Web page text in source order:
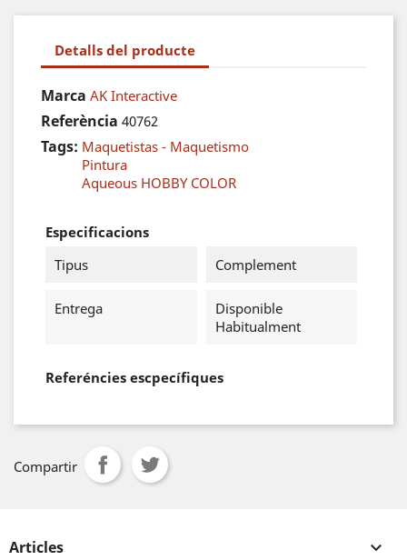
Detalls del producte
Marca AK Interactive
Referència 40762
Tags: Maquetistas - Maquetismo
Pintura
Aqueous HOBBY COLOR
Especificacions
Tipus
Complement
Entrega
Disponible
Habitualment
Referéncies escpecífiques
Compartir
Articles 